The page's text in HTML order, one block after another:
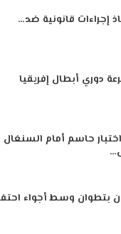
إجراءات قانونية ضد…
دوري أبطال إفريقيا
حاسم أمام السنغال
بتطوان وسط أجواء